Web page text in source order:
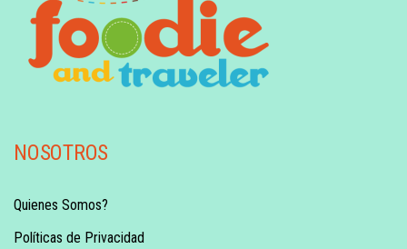
NOSOTROS
Quienes Somos?
Políticas de Privacidad